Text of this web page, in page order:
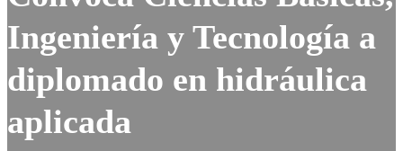
Ingeniería y Tecnología a
diplomado en hidráulica
aplicada